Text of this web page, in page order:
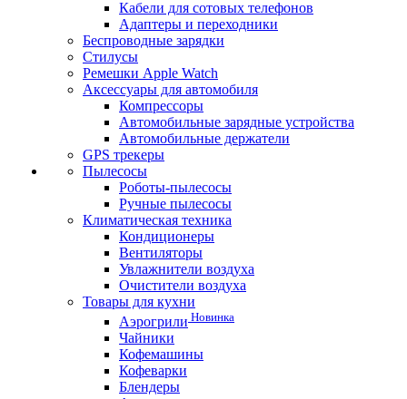
Кабели для сотовых телефонов
Адаптеры и переходники
Беспроводные зарядки
Стилусы
Ремешки Apple Watch
Аксессуары для автомобиля
Компрессоры
Автомобильные зарядные устройства
Автомобильные держатели
GPS трекеры
Пылесосы
Роботы-пылесосы
Ручные пылесосы
Климатическая техника
Кондиционеры
Вентиляторы
Увлажнители воздуха
Очистители воздуха
Товары для кухни
Аэрогрили Новинка
Чайники
Кофемашины
Кофеварки
Блендеры